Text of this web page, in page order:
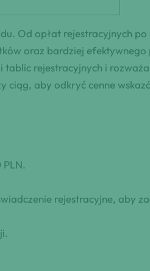
Od opłat rejestracyjnych
oraz bardziej efektywnego
rejestracyjnych i
ciąg, aby odkryć cenne
rejestracyjne, aby